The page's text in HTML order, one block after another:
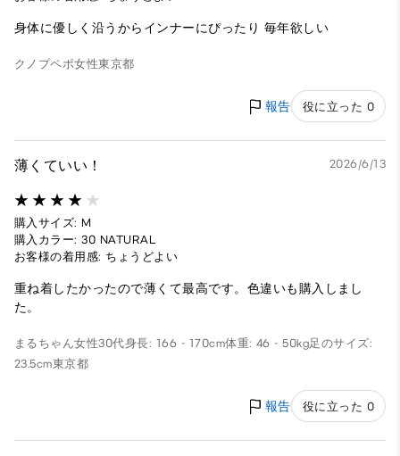
身体に優しく沿うからインナーにぴったり 毎年欲しい
クノプペポ女性東京都
報告 役に立った 0
薄くていい！ 2026/6/13
購入サイズ: M
購入カラー: 30 NATURAL
お客様の着用感: ちょうどよい
重ね着したかったので薄くて最高です。色違いも購入しまし
た。
まるちゃん女性30代身長: 166 - 170cm体重: 46 - 50kg足のサイズ:
23.5cm東京都
報告 役に立った 0